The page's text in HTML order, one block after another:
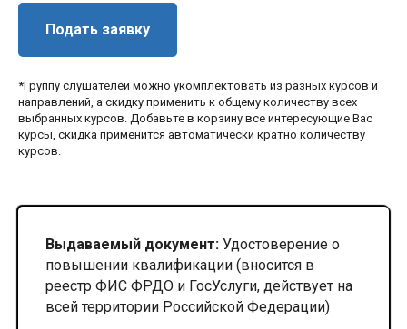
Подать заявку
*Группу слушателей можно укомплектовать из разных курсов и
направлений, а скидку применить к общему количеству всех
выбранных курсов. Добавьте в корзину все интересующие Вас
курсы, скидка применится автоматически кратно количеству
курсов.
Выдаваемый документ: Удостоверение о
повышении квалификации (вносится в
реестр ФИС ФРДО и ГосУслуги, действует на
всей территории Российской Федерации)